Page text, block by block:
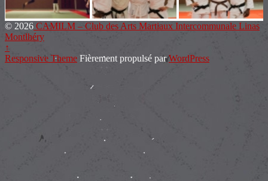
© 2026 CAMILM – Club des Arts Martiaux Intercommunale Linas
Montlhéry
↑
Responsive Theme Fièrement propulsé parWordPress